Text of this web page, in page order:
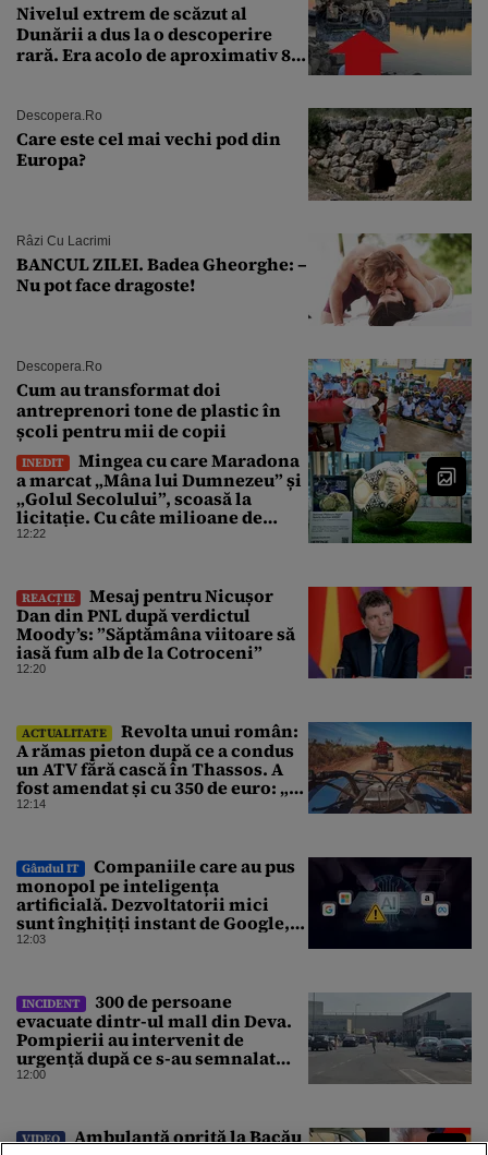
Nivelul extrem de scăzut al
Dunării a dus la o descoperire
rară. Era acolo de aproximativ 80
Descopera.ro
Care este cel mai vechi pod din
Europa?
Râzi Cu Lacrimi
BANCUL ZILEI. Badea Gheorghe: –
Nu pot face dragoste!
Descopera.ro
Cum au transformat doi
antreprenori tone de plastic în
școli pentru mii de copii
INEDIT
Mingea cu care Maradona
a marcat „Mâna lui Dumnezeu” și
„Golul Secolului”, scoasă la
licitație. Cu câte milioane de
dolari ar putea fi vândută
12:22
REACȚIE
Mesaj pentru Nicușor
Dan din PNL după verdictul
Moody’s: ”Săptămâna viitoare să
iasă fum alb de la Cotroceni”
12:20
ACTUALITATE
Revolta unui român:
A rămas pieton după ce a condus
un ATV fără cască în Thassos. A
fost amendat și cu 350 de euro: „Vi
se pare normal?”
12:14
Gândul IT
Companiile care au pus
monopol pe inteligența
artificială. Dezvoltatorii mici
sunt înghițiți instant de Google,
Amazon sau Microsoft
12:03
INCIDENT
300 de persoane
evacuate dintr-ul mall din Deva.
Pompierii au intervenit de
urgență după ce s-au semnalat
degajări mari de fum
12:00
VIDEO
Ambulanță oprită la Bacău